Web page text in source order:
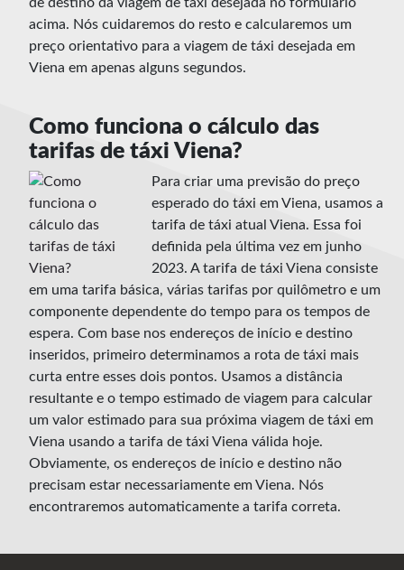
de destino da viagem de táxi desejada no formulário
acima. Nós cuidaremos do resto e calcularemos um
preço orientativo para a viagem de táxi desejada em
Viena em apenas alguns segundos.
Como funciona o cálculo das
tarifas de táxi Viena?
Para criar uma previsão do preço
esperado do táxi em Viena, usamos a
tarifa de táxi atual Viena. Essa foi
definida pela última vez em junho
2023. A tarifa de táxi Viena consiste
em uma tarifa básica, várias tarifas por quilômetro e um
componente dependente do tempo para os tempos de
espera. Com base nos endereços de início e destino
inseridos, primeiro determinamos a rota de táxi mais
curta entre esses dois pontos. Usamos a distância
resultante e o tempo estimado de viagem para calcular
um valor estimado para sua próxima viagem de táxi em
Viena usando a tarifa de táxi Viena válida hoje.
Obviamente, os endereços de início e destino não
precisam estar necessariamente em Viena. Nós
encontraremos automaticamente a tarifa correta.